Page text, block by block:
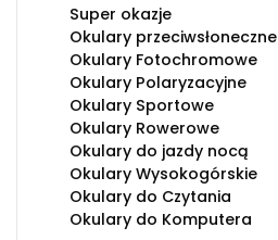
Super okazje
Okulary przeciwsłoneczne
Okulary Fotochromowe
Okulary Polaryzacyjne
Okulary Sportowe
Okulary Rowerowe
Okulary do jazdy nocą
Okulary Wysokogórskie
Okulary do Czytania
Okulary do Komputera